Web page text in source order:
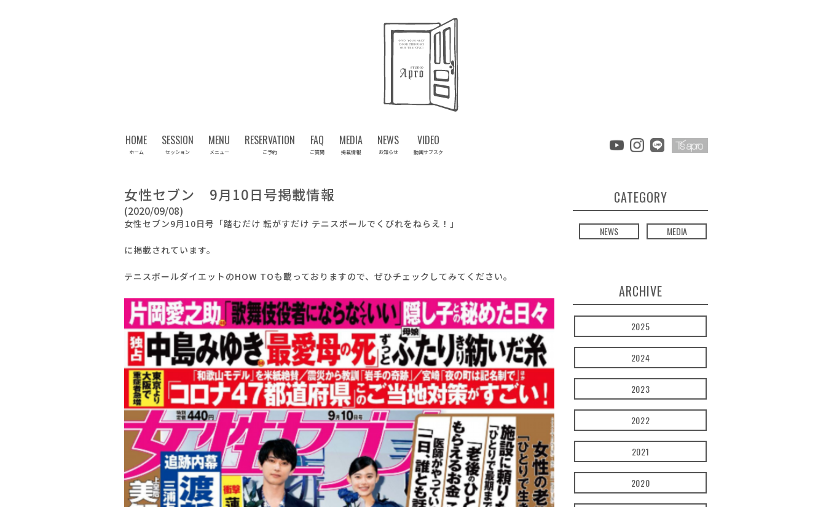
HOME
ホーム
SESSION
セッション
MENU
メニュー
RESERVATION
ご予約
FAQ
ご質問
MEDIA
掲載情報
NEWS
お知らせ
VIDEO
動画サブスク
女性セブン 9月10日号掲載情報
(2020/09/08)
女性セブン9月10日号「踏むだけ 転がすだけ テニスボールでくびれをねらえ！」
に掲載されています。
テニスボールダイエットのHOW TOも載っておりますので、ぜひチェックしてみてください。
CATEGORY
NEWS MEDIA
ARCHIVE
2025
2024
2023
2022
2021
2020